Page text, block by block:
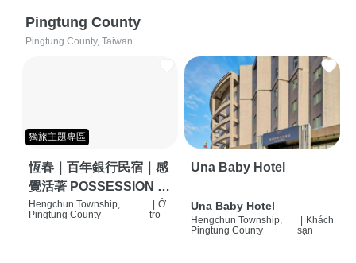
Pingtung County
Pingtung County, Taiwan
獨旅主題專區
恆春｜百年銀行民宿｜感
覺活著 POSSESSION |
背包客棧 | 恆春必住特色
Hengchun Township,
Pingtung County
Ở
trọ
Una Baby Hotel
Una Baby Hotel
Hengchun Township,
Pingtung County
Khách
sạn